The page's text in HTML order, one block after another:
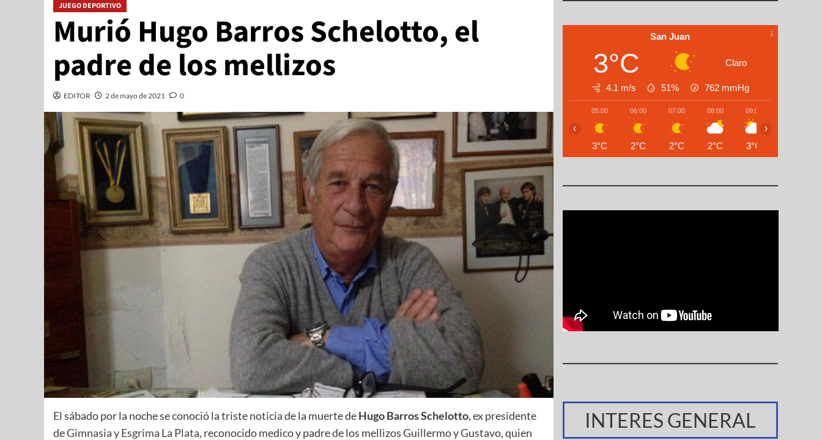
JUEGO DEPORTIVO
Murió Hugo Barros Schelotto, el
padre de los mellizos
EDITOR 2 de mayo de 2021 0
El sábado por la noche se conoció la triste noticia de la muerte deHugo Barros Schelotto, ex presidente
deGimnasia y Esgrima La Plata, reconocido medico y padre de los mellizos Guillermo y Gustavo, quien
San Juan
3°C Claro
4.1 m/s 51% 762 mmHg
05:00
3°C
06:00
2°C
07:00
2°C
08:00
2°C
09:00
3°C
‹ ›
INTERES GENERAL